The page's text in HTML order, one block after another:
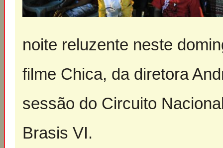
noite reluzente neste
filme Chica, da diretora
sessão do Circuito
Brasis VI.